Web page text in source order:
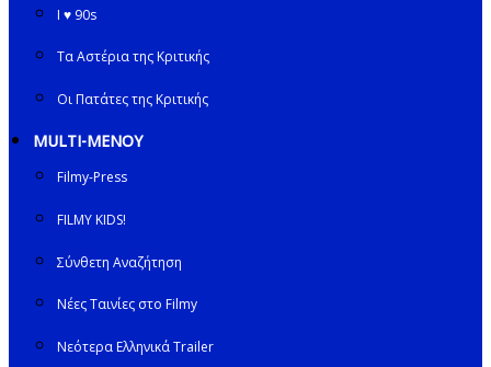
I ♥ 90s
Τα Αστέρια της Κριτικής
Οι Πατάτες της Κριτικής
MULTI-ΜΕΝΟΥ
Filmy-Press
FILMY KIDS!
Σύνθετη Αναζήτηση
Νέες Ταινίες στο Filmy
Νεότερα Ελληνικά Trailer